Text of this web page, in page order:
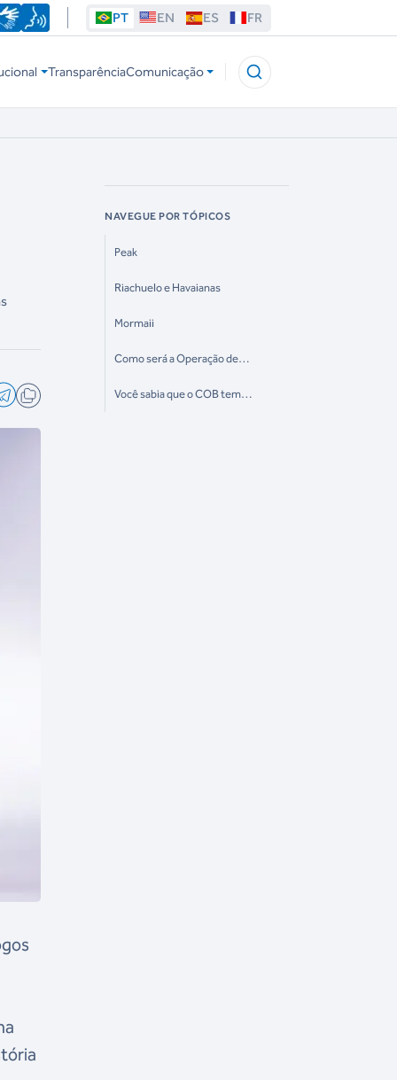
PT EN ES FR
TransparênciaComunicação
NAVEGUE POR TÓPICOS
Peak
Riachuelo e Havaianas
Mormaii
Como será a Operação de
Paris?
Você sabia que o COB tem